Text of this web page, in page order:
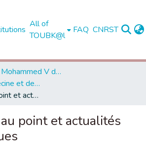
All of
TOUBK@l
FAQ CNRST
Université Mohammed V de Rabat
Faculté de Médecine et de Pharmacie - Rabat
Acne : mise au point et actualités thérapeutiques
point et actualités